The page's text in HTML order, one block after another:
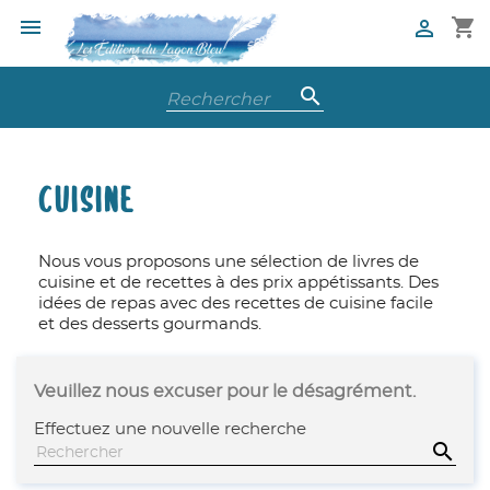
 shopping_cart


CUISINE
Nous vous proposons une sélection de livres de
cuisine et de recettes à des prix appétissants. Des
idées de repas avec des recettes de cuisine facile
et des desserts gourmands.
Veuillez nous excuser pour le désagrément.
Effectuez une nouvelle recherche
